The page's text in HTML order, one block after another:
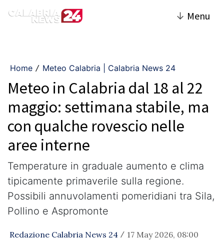
↓ Menu
Home / Meteo Calabria | Calabria News 24
Meteo in Calabria dal 18 al 22
maggio: settimana stabile, ma
con qualche rovescio nelle
aree interne
Temperature in graduale aumento e clima
tipicamente primaverile sulla regione.
Possibili annuvolamenti pomeridiani tra Sila,
Pollino e Aspromonte
Redazione Calabria News 24 / 17 May 2026, 08:00